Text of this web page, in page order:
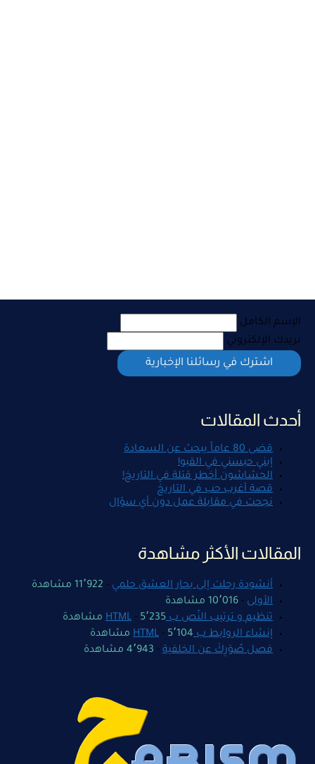
الإسم الكامل
بريدك الإلكتروني
أحدث المقالات
قضى 80 عاماً يبحث عن السعادة
إبني حبسني في القبو!
الحشاشون أخطر قتلة في التاريخ!
قصة أغرب حب في التاريخ
نجحت في مقابلة عمل دون أي سؤال
المقالات الأكثر مشاهدة
أنشودة رحلت إلى بحار العشق حلمي - 11٬922 مشاهدة
الأولى - 10٬016 مشاهدة
تنظيم و ترتيب النّص ب HTML
- 5٬235 مشاهدة
إنشاء الروابط ب HTML
- 5٬104 مشاهدة
فصل صُوَرِكَ عن الخلفية - 4٬943 مشاهدة